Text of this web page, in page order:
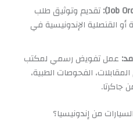
تقديم وتوثيق طلب
القنصلية الإندونيسية في
عمل تفويض رسمي لمكتب
الفحوصات الطبية،
جاكرتا.
من إندونيسيا؟